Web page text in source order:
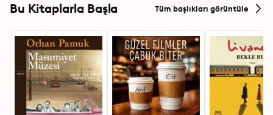
Bu Kitaplarla Başla Tüm başlıkları görüntüle